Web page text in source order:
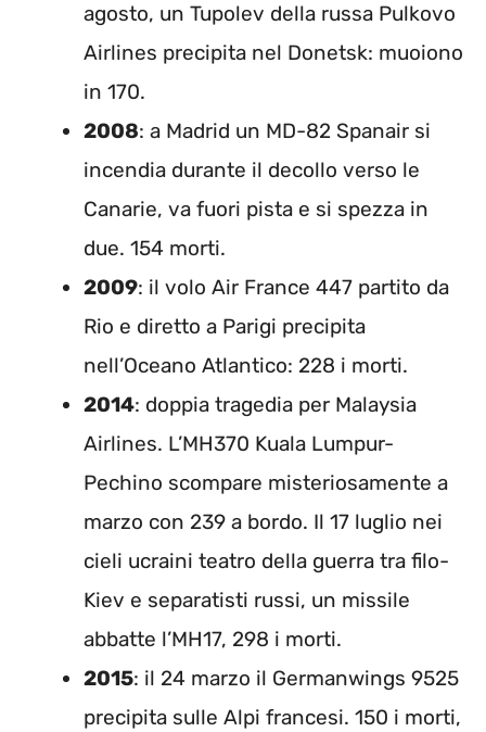
agosto, un Tupolev della russa Pulkovo
Airlines precipita nel Donetsk: muoiono
in 170.
2008: a Madrid un MD-82 Spanair si
incendia durante il decollo verso le
Canarie, va fuori pista e si spezza in
due. 154 morti.
2009: il volo Air France 447 partito da
Rio e diretto a Parigi precipita
nell’Oceano Atlantico: 228 i morti.
2014: doppia tragedia per Malaysia
Airlines. L’MH370 Kuala Lumpur-
Pechino scompare misteriosamente a
marzo con 239 a bordo. Il 17 luglio nei
cieli ucraini teatro della guerra tra filo-
Kiev e separatisti russi, un missile
abbatte l’MH17, 298 i morti.
2015: il 24 marzo il Germanwings 9525
precipita sulle Alpi francesi. 150 i morti,